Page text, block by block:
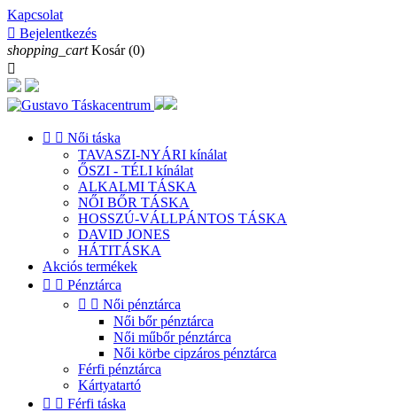
Kapcsolat
 Bejelentkezés
shopping_cart Kosár (0)

  Női táska
TAVASZI-NYÁRI kínálat
ŐSZI - TÉLI kínálat
ALKALMI TÁSKA
NŐI BŐR TÁSKA
HOSSZÚ-VÁLLPÁNTOS TÁSKA
DAVID JONES
HÁTITÁSKA
Akciós termékek
  Pénztárca
  Női pénztárca
Női bőr pénztárca
Női műbőr pénztárca
Női körbe cipzáros pénztárca
Férfi pénztárca
Kártyatartó
  Férfi táska